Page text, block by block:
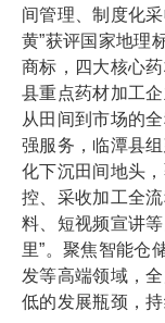
间管理、制度化
黄”获评国家地理
商标，四大核心
县重点药材加工
从田间到市场的
强服务，临潭县
化下沉田间地头
控、采收加工全
料、短视频宣讲
里”。聚焦智能仓
发等高端领域，
低的发展瓶颈，